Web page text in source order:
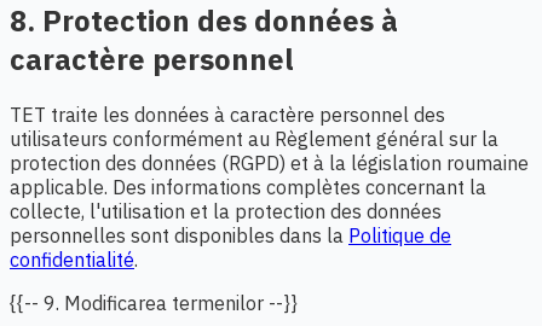
8. Protection des données à
caractère personnel
TET traite les données à caractère personnel des
utilisateurs conformément au Règlement général sur la
protection des données (RGPD) et à la législation roumaine
applicable. Des informations complètes concernant la
collecte, l'utilisation et la protection des données
personnelles sont disponibles dans la Politique de
confidentialité.
{{-- 9. Modificarea termenilor --}}